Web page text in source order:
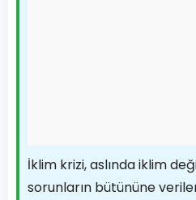
İklim krizi, aslında iklim
sorunların bütününe